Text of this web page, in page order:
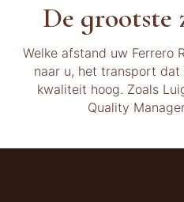
De grootste
Welke afstand uw Ferrero
naar u, het transport
kwaliteit hoog. Zoals
Quality